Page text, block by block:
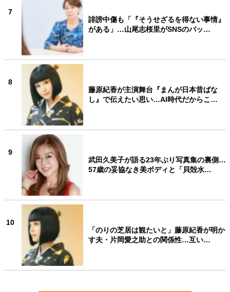
7
誹謗中傷も「『そうせざるを得ない事情』
がある」…山尾志桜里がSNSのバッ…
8
藤原紀香が主演舞台『まんが日本昔ばな
し』で伝えたい思い…AI時代だからこ…
9
武田久美子が語る23年ぶり写真集の裏側…
57歳の妥協なき美ボディと「貝殻水…
10
「のりの芝居は観たいと」藤原紀香が明か
す夫・片岡愛之助との関係性…互い…